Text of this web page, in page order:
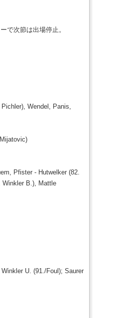
で次節は出場停止。
Wendel, Panis,
Pfister - Hutwelker (82.
Winkler B.), Mattle
U. (91./Foul); Saurer